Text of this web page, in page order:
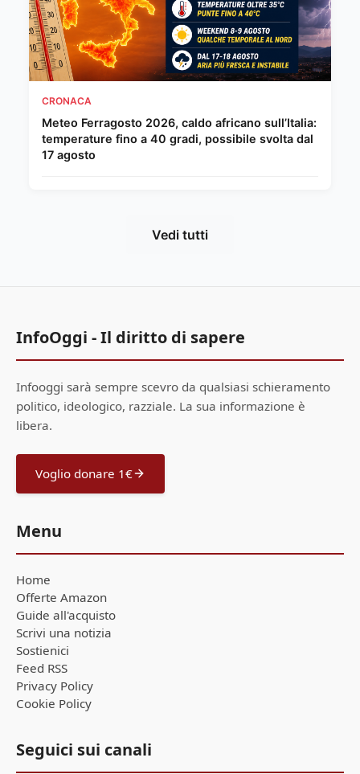
CRONACA
Meteo Ferragosto 2026, caldo africano sull’Italia:
temperature fino a 40 gradi, possibile svolta dal
17 agosto
Vedi tutti
InfoOggi - Il diritto di sapere
Infooggi sarà sempre scevro da qualsiasi schieramento
politico, ideologico, razziale. La sua informazione è
libera.
Voglio donare 1€
Menu
Home
Offerte Amazon
Guide all'acquisto
Scrivi una notizia
Sostienici
Feed RSS
Privacy Policy
Cookie Policy
Seguici sui canali